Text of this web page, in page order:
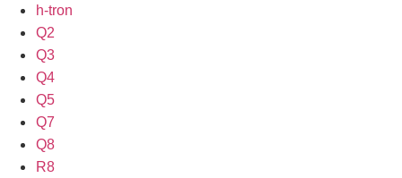
h-tron
Q2
Q3
Q4
Q5
Q7
Q8
R8